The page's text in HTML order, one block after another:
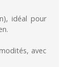
idéal pour
avec